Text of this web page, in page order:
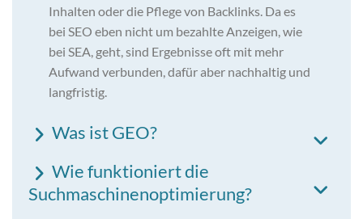
Inhalten oder die Pflege von Backlinks. Da es
bei SEO eben nicht um bezahlte Anzeigen, wie
bei SEA, geht, sind Ergebnisse oft mit mehr
Aufwand verbunden, dafür aber nachhaltig und
langfristig.
Was ist GEO?
Wie funktioniert die
Suchmaschinenoptimierung?